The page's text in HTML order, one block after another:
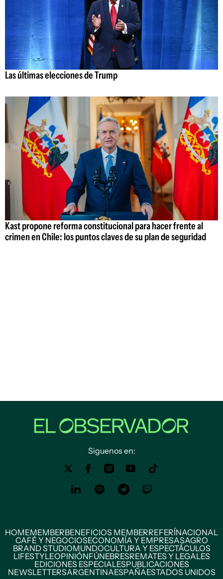
Las últimas elecciones de Trump
Kast propone reforma constitucional para hacer frente al
crimen en Chile: los puntos claves de su plan de seguridad
Siguenos en:
HOMEMEMBERBENEFICIOS MEMBERREFERÍNACIONAL
CAFÉ Y NEGOCIOSECONOMÍA Y EMPRESASAGRO
BRAND STUDIOMUNDOCULTURA Y ESPECTÁCULOS
LIFESTYLEOPINIÓNFÚNEBRESREMATES Y LEGALES
EDICIONES ESPECIALESPUBLICACIONES
NEWSLETTERSARGENTINAESPAÑAESTADOS UNIDOS